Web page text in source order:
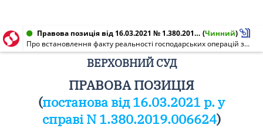
Правова позиція від 16.03.2021 № 1.380.2019.006624 (Чинний)
Про встановлення факту реальності господарських операцій за наявності відкритих кримінальних проваджень щодо контрагентів платника
ВЕРХОВНИЙ СУД
ПРАВОВА ПОЗИЦІЯ
(постанова від 16.03.2021 р. у
справі N 1.380.2019.006624)